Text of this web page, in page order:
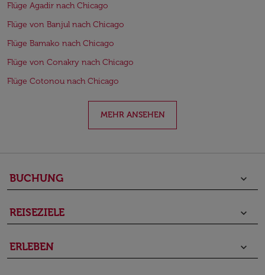
Flüge Agadir nach Chicago
Flüge von Banjul nach Chicago
Flüge Bamako nach Chicago
Flüge von Conakry nach Chicago
Flüge Cotonou nach Chicago
MEHR ANSEHEN
BUCHUNG keyboard_arrow_down
REISEZIELE keyboard_arrow_down
ERLEBEN keyboard_arrow_down